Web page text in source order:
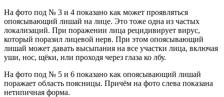
На фото под № 3 и 4 показано как может проявляться
опоясывающий лишай на лице. Это тоже одна из частых
локализаций. При поражении лица рецидивирует вирус,
который поразил лицевой нерв. При этом опоясывающий
лишай может давать высыпания на все участки лица, включая
уши, нос, щёки, или проходя через глаза ко лбу.
На фото под № 5 и 6 показано как опоясывающий лишай
поражает область поясницы. Причём на фото слева показана
нетипичная форма.